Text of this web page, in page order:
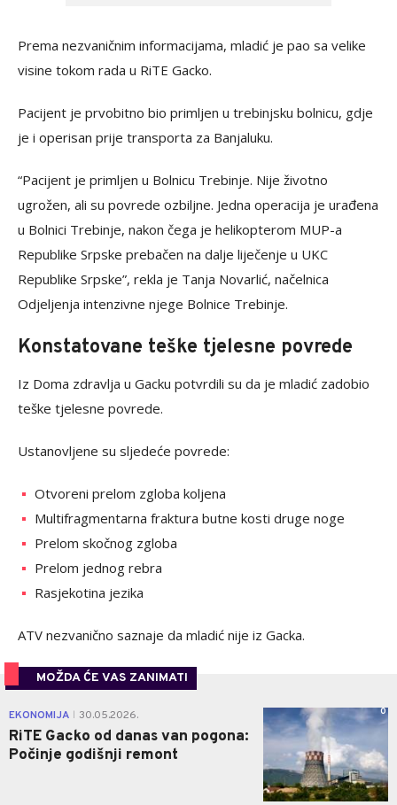
Prema nezvaničnim informacijama, mladić je pao sa velike
visine tokom rada u RiTE Gacko.
Pacijent je prvobitno bio primljen u trebinjsku bolnicu, gdje
je i operisan prije transporta za Banjaluku.
“Pacijent je primljen u Bolnicu Trebinje. Nije životno
ugrožen, ali su povrede ozbiljne. Jedna operacija je urađena
u Bolnici Trebinje, nakon čega je helikopterom MUP-a
Republike Srpske prebačen na dalje liječenje u UKC
Republike Srpske”, rekla je Tanja Novarlić, načelnica
Odjeljenja intenzivne njege Bolnice Trebinje.
Konstatovane teške tjelesne povrede
Iz Doma zdravlja u Gacku potvrdili su da je mladić zadobio
teške tjelesne povrede.
Ustanovljene su sljedeće povrede:
Otvoreni prelom zgloba koljena
Multifragmentarna fraktura butne kosti druge noge
Prelom skočnog zgloba
Prelom jednog rebra
Rasjekotina jezika
ATV nezvanično saznaje da mladić nije iz Gacka.
MOŽDA ĆE VAS ZANIMATI
EKONOMIJA 30.05.2026.
RiTE Gacko od danas van pogona:
Počinje godišnji remont
0